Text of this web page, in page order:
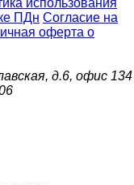
ПДн Cогласие на
оферта о
д.6, офис 134